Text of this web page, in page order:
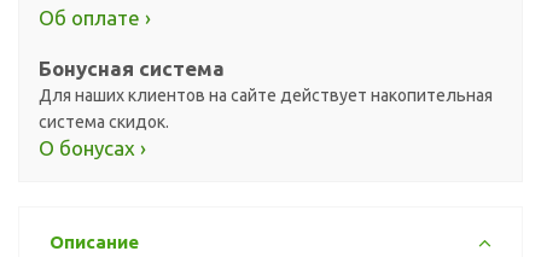
Об оплате ›
Бонусная система
Для наших клиентов на сайте действует накопительная
система скидок.
О бонусах ›
Описание